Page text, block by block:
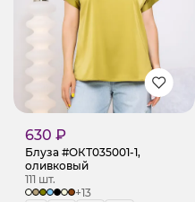
630 ₽
Блуза #ОКТ035001-1,
оливковый
111 шт.
+13